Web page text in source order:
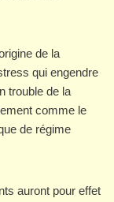
de la
qui engendre
trouble de la
comme le
de régime
auront pour effet